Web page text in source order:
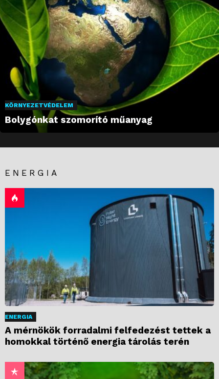
KÖRNYEZETVÉDELEM
Bolygónkat szomorító műanyag
ENERGIA
ENERGIA
A mérnökök forradalmi felfedezést tettek a
homokkal történő energia tárolás terén